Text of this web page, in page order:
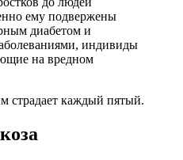
ему подвержены
диабетом и
индивиды
на вредном
страдает каждый пятый.